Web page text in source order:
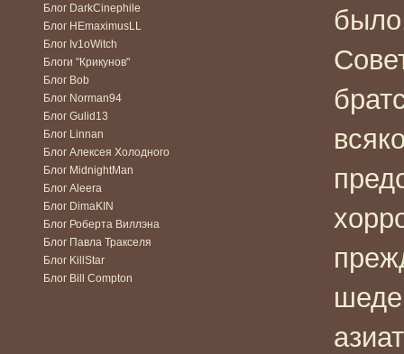
Блог DarkCinephile
Блог HEmaximusLL
Блог Iv1oWitch
Блоги "Крикунов"
Блог Bob
Блог Norman94
Блог Gulid13
Блог Linnan
Блог Алексея Холодного
Блог MidnightMan
Блог Aleera
Блог DimaKIN
Блог Роберта Виллэна
Блог Павла Тракселя
Блог KillStar
Блог Bill Compton